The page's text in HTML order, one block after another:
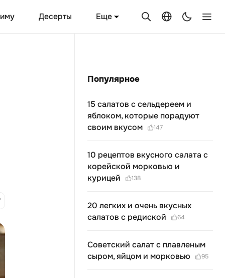
Десерты Еще
Популярное
15 салатов с сельдереем и
яблоком, которые порадуют
своим вкусом
147
10 рецептов вкусного салата с
корейской морковью и
курицей
138
20 легких и очень вкусных
салатов с редиской
64
Советский салат с плавленым
сыром, яйцом и морковью
95